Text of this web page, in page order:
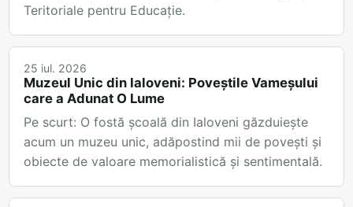
Teritoriale pentru Educație.
25 iul. 2026
Muzeul Unic din Ialoveni: Poveștile Vameșului
care a Adunat O Lume
Pe scurt: O fostă școală din Ialoveni găzduiește
acum un muzeu unic, adăpostind mii de povești și
obiecte de valoare memorialistică și sentimentală.